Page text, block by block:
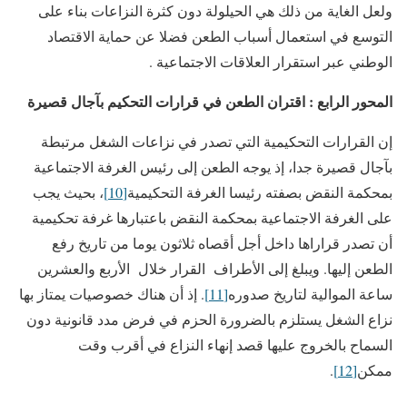
ولعل الغاية من ذلك هي الحيلولة دون كثرة النزاعات بناء على
التوسع في استعمال أسباب الطعن فضلا عن حماية الاقتصاد
الوطني عبر استقرار العلاقات الاجتماعية .
المحور الرابع : اقتران الطعن في قرارات التحكيم بآجال قصيرة
إن القرارات التحكيمية التي تصدر في نزاعات الشغل مرتبطة
بآجال قصيرة جدا، إذ يوجه الطعن إلى رئيس الغرفة الاجتماعية
بمحكمة النقض بصفته رئيسا الغرفة التحكيمية[10]
، بحيث يجب
على الغرفة الاجتماعية بمحكمة النقض باعتبارها غرفة تحكيمية
أن تصدر قراراها داخل أجل أقصاه ثلاثون يوما من تاريخ رفع
الطعن إليها. ويبلغ إلى الأطراف القرار خلال الأربع والعشرين
ساعة الموالية لتاريخ صدوره[11]
. إذ أن هناك خصوصيات يمتاز بها
نزاع الشغل يستلزم بالضرورة الحزم في فرض مدد قانونية دون
السماح بالخروج عليها قصد إنهاء النزاع في أقرب وقت
ممكن[12]
.